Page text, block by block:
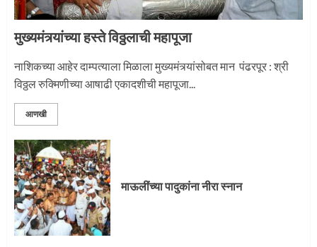
मुख्यमंत्र्यांच्या हस्ते विठ्ठलाची महापूजा
नाशिकच्या आहेर दाम्पत्याला मिळाला मुख्यमंत्र्यांसोबत मान पंढरपूर : श्री
विठ्ठल रुक्मिणीच्या आषाढी एकादशीची महापूजा...
आणखी
माऊलींच्या पादुकांना नीरा स्नान